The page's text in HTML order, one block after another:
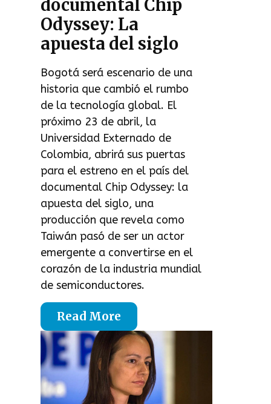
documental Chip
Odyssey: La
apuesta del siglo
Bogotá será escenario de una
historia que cambió el rumbo
de la tecnología global. El
próximo 23 de abril, la
Universidad Externado de
Colombia, abrirá sus puertas
para el estreno en el país del
documental Chip Odyssey: la
apuesta del siglo, una
producción que revela como
Taiwán pasó de ser un actor
emergente a convertirse en el
corazón de la industria mundial
de semiconductores.
Read More